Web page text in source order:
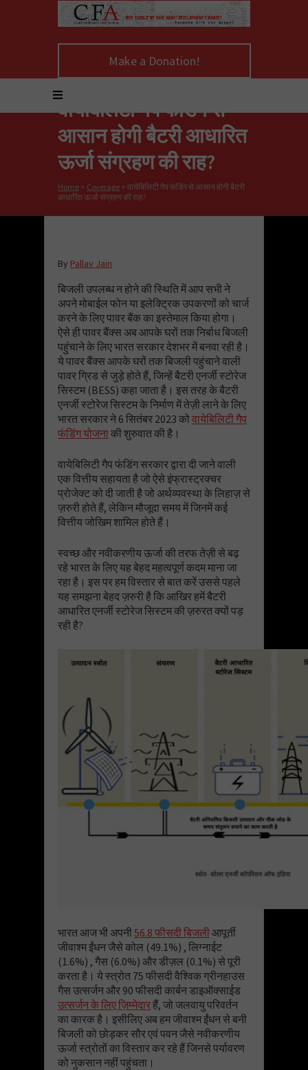
Make a Donation!
वायेबिलिटी गैप फंडिंग से
आसान होगी बैटरी आधारित
ऊर्जा संग्रहण की राह?
Home > Coverage > वायेबिलिटी गैप फंडिंग से आसान होगी बैटरी
आधारित ऊर्जा संग्रहण की राह?
By Pallav Jain
बिजली उपलब्ध न होने की स्थिति में आप सभी ने
अपने मोबाईल फोन या इलेक्ट्रिक उपकरणों को चार्ज
करने के लिए पावर बैंक का इस्तेमाल किया होगा।
ऐसे ही पावर बैंक्स अब आपके घरों तक निर्बाध बिजली
पहुंचाने के लिए भारत सरकार देशभर में बनवा रही है।
ये पावर बैंक्स आपके घरों तक बिजली पहुंचाने वाली
पावर ग्रिड से जुड़े होते हैं, जिन्हें बैटरी एनर्जी स्टोरेज
सिस्टम (BESS) कहा जाता है। इस तरह के बैटरी
एनर्जी स्टोरेज सिस्टम के निर्माण में तेज़ी लाने के लिए
भारत सरकार ने 6 सितंबर 2023 कोवायेबिलिटी गैप
फंडिंग योजनाकी शुरुवात की है।
वायेबिलिटी गैप फंडिंग सरकार द्वारा दी जाने वाली
एक वित्तीय सहायता है जो ऐसे इंफ्रास्ट्रक्चर
प्रोजेक्ट को दी जाती है जो अर्थव्यवस्था के लिहाज़ से
ज़रुरी होते हैं, लेकिन मौजूदा समय में जिनमें कई
वित्तीय जोखिम शामिल होते हैं।
स्वच्छ और नवीकरणीय ऊर्जा की तरफ तेज़ी से बढ़
रहे भारत के लिए यह बेहद महत्वपूर्ण कदम माना जा
रहा है। इस पर हम विस्तार से बात करें उससे पहले
यह समझना बेहद ज़रुरी है कि आखिर हमें बैटरी
आधारित एनर्जी स्टोरेज सिस्टम की ज़रुरत क्यों पड़
रही है?
भारत आज भी अपनी56.8 फीसदी बिजलीआपूर्ती
जीवाश्म ईंधन जैसे कोल (49.1%) , लिग्नाईट
(1.6%) , गैस (6.0%) और डीज़ल (0.1%) से पूरी
करता है। ये स्त्रोत 75 फीसदी वैश्विक ग्रीनहाउस
गैस उत्सर्जन और 90 फीसदी कार्बन डाइऑक्साईड
उत्सर्जन के लिए ज़िम्मेदारहैं, जो जलवायु परिवर्तन
का कारक है। इसीलिए अब हम जीवाश्म ईंधन से बनी
बिजली को छोड़कर सौर एवं पवन जैसे नवीकरणीय
ऊर्जा स्त्रोतों का विस्तार कर रहे हैं जिनसे पर्यावरण
को नुकसान नहीं पहुंचता।